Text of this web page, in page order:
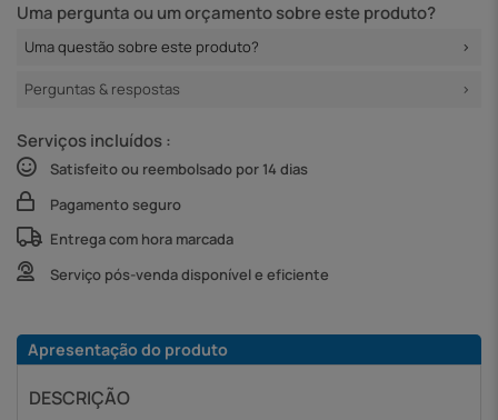
Uma pergunta ou um orçamento sobre este produto?
Uma questão sobre este produto?
Perguntas & respostas
Serviços incluídos :
Satisfeito ou reembolsado por 14 dias
Pagamento seguro
Entrega com hora marcada
Serviço pós-venda disponível e eficiente
Apresentação do produto
DESCRIÇÃO